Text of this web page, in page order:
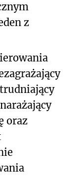
z
oraz